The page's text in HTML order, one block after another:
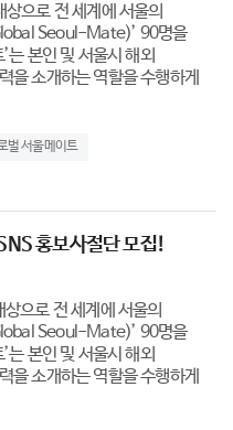
으로 전 세계에 서울의
Seoul-Mate)’ 90명을
는 본인 및 서울시 해외
을 소개하는 역할을 수행하게
벌 서울메이트
홍보사절단 모집!
으로 전 세계에 서울의
Seoul-Mate)’ 90명을
는 본인 및 서울시 해외
을 소개하는 역할을 수행하게